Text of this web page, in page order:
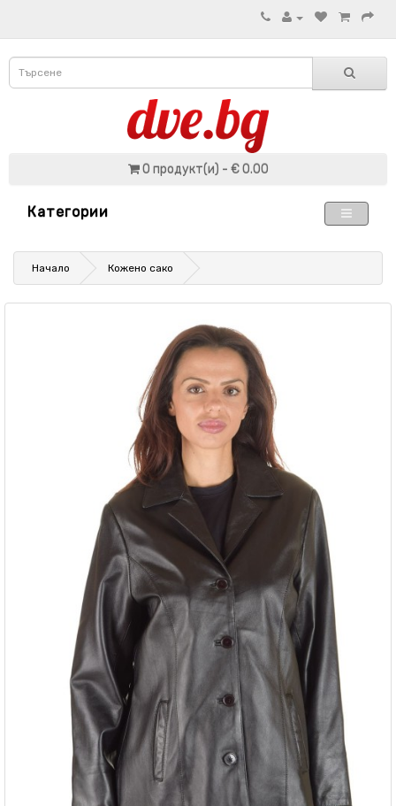
0 продукт(и) - € 0.00
Категории
Начало Кожено сако